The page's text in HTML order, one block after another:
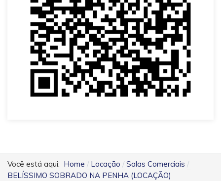
Você está aqui: Home Locação
Salas Comerciais
BELÍSSIMO SOBRADO NA PENHA (LOCAÇÃO)